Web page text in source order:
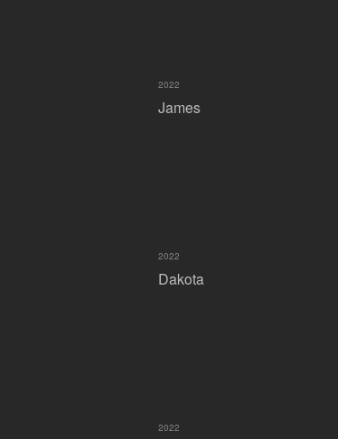
James
2022
Dakota
2022
2022